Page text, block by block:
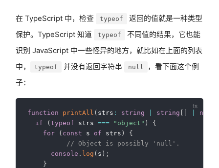
在 TypeScript 中，检查 typeof
返回的值就是一种类型
保护。TypeScript 知道
typeof
不同值的结果，它也能
识别 JavaScript 中一些怪异的地方，就比如在上面的列表
中，
typeof 并没有返回字符串 null
，看下面这个例
子：
function printAll ( strs : string string [ ] null
if
(typeof strs === "object" )
{
for
( const s of strs )
{
// Object is possibly 'null'.
console . log ( s ) ;
}